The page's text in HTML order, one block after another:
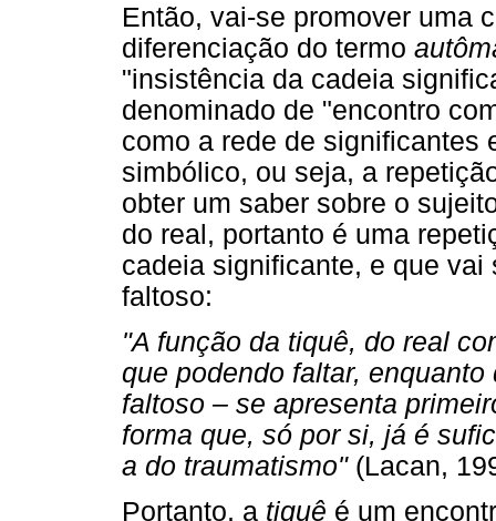
Então, vai-se promover uma
diferenciação do termo
"insistência da cadeia
denominado de "encontro
como a rede de significantes
simbólico, ou seja, a
obter um saber sobre o
do real, portanto é uma
cadeia significante, e que
faltoso:
"A função da tiquê, do real
que podendo faltar,
faltoso – se apresenta
forma que, só por si, já é
a do traumatismo"(Lacan,
Portanto, a tiquê é um